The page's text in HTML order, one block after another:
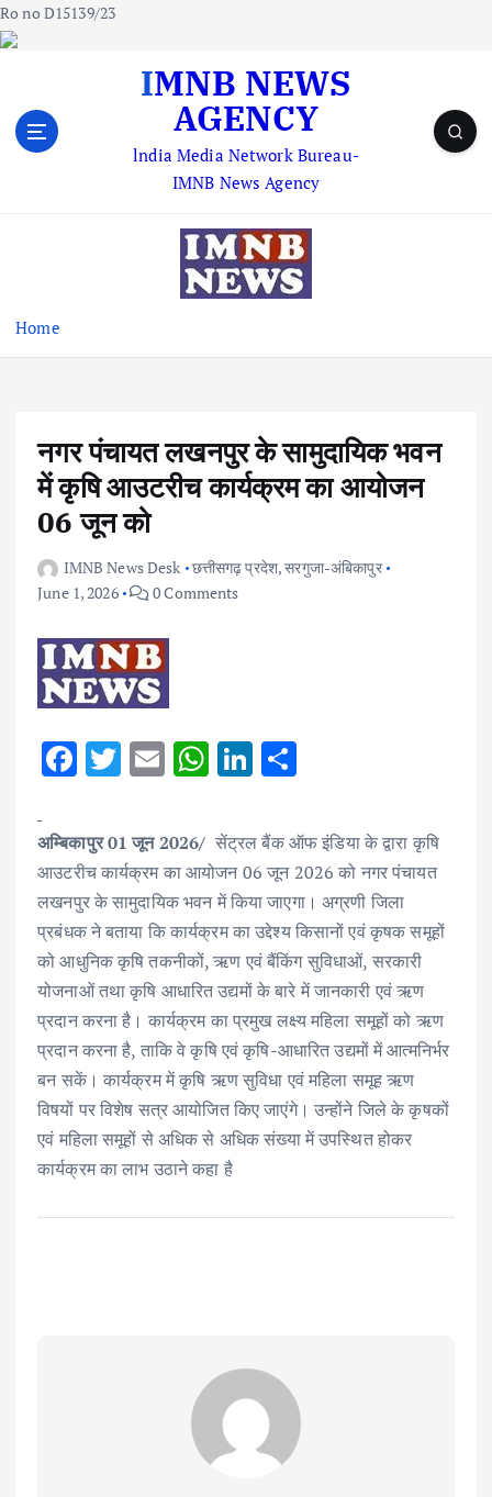
Ro no D15139/23
IMNB NEWS
AGENCY
lndia Media Network Bureau-
IMNB News Agency
Home
नगर पंचायत लखनपुर के सामुदायिक भवन
में कृषि आउटरीच कार्यक्रम का आयोजन
06 जून को
IMNB News Desk छत्तीसगढ़ प्रदेश,सरगुजा-अंबिकापुर
June 1, 2026
0 Comments
F
e
b
o
o
k
T
it
te
r
E
ai
l
W
at
s
A
p
p
Li
k
e
dI
n
ar
e
अम्बिकापुर 01 जून 2026/ सेंट्रल बैंक ऑफ इंडिया के द्वारा कृषि
आउटरीच कार्यक्रम का आयोजन 06 जून 2026 को नगर पंचायत
लखनपुर के सामुदायिक भवन में किया जाएगा। अग्रणी जिला
प्रबंधक ने बताया कि कार्यक्रम का उद्देश्य किसानों एवं कृषक समूहों
को आधुनिक कृषि तकनीकों, ऋण एवं बैंकिंग सुविधाओं, सरकारी
योजनाओं तथा कृषि आधारित उद्यमों के बारे में जानकारी एवं ऋण
प्रदान करना है। कार्यक्रम का प्रमुख लक्ष्य महिला समूहों को ऋण
प्रदान करना है, ताकि वे कृषि एवं कृषि-आधारित उद्यमों में आत्मनिर्भर
बन सकें। कार्यक्रम में कृषि ऋण सुविधा एवं महिला समूह ऋण
विषयों पर विशेष सत्र आयोजित किए जाएंगे। उन्होंने जिले के कृषकों
एवं महिला समूहों से अधिक से अधिक संख्या में उपस्थित होकर
कार्यक्रम का लाभ उठाने कहा है